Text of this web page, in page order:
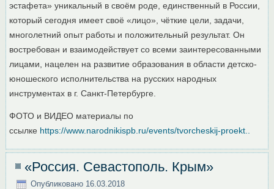
эстафета» уникальный в своём роде, единственный в России,
который сегодня имеет своё «лицо», чёткие цели, задачи,
многолетний опыт работы и положительный результат. Он
востребован и взаимодействует со всеми заинтересованными
лицами, нацелен на развитие образования в области детско-
юношеского исполнительства на русских народных
инструментах в г. Санкт-Петербурге.
ФОТО и ВИДЕО материалы по
ссылке https://www.narodnikispb.ru/events/tvorcheskij-proekt..
«Россия. Севастополь. Крым»
Опубликовано 16.03.2018